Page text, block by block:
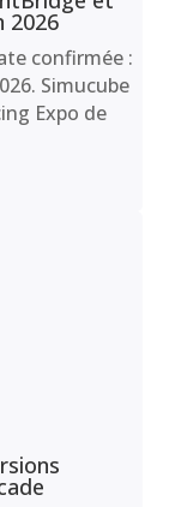
2026
confirmée :
Simucube
Expo de